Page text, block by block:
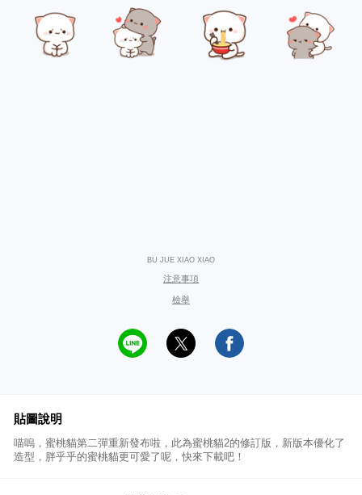
BU JUE XIAO XIAO
注意事項
檢舉
貼圖說明
喵嗚，蜜桃貓第二彈重新發布啦，此為蜜桃貓2的修訂版，新版本優化了
造型，胖乎乎的蜜桃貓更可愛了呢，快來下載吧！